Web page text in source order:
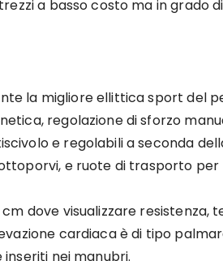
a basso costo ma in grado
la migliore ellittica sport del
regolazione di sforzo
e regolabili a seconda
e ruote di trasporto
cm dove visualizzare
cardiaca è di tipo
inseriti nei manubri.